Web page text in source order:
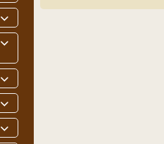




